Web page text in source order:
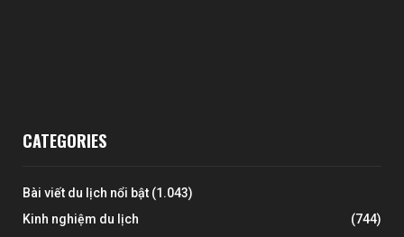
CATEGORIES
Bài viết du lịch nổi bật (1.043)
Kinh nghiệm du lịch
(744)